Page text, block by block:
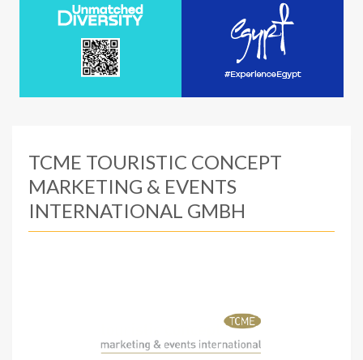
TCME TOURISTIC CONCEPT
MARKETING & EVENTS
INTERNATIONAL GMBH